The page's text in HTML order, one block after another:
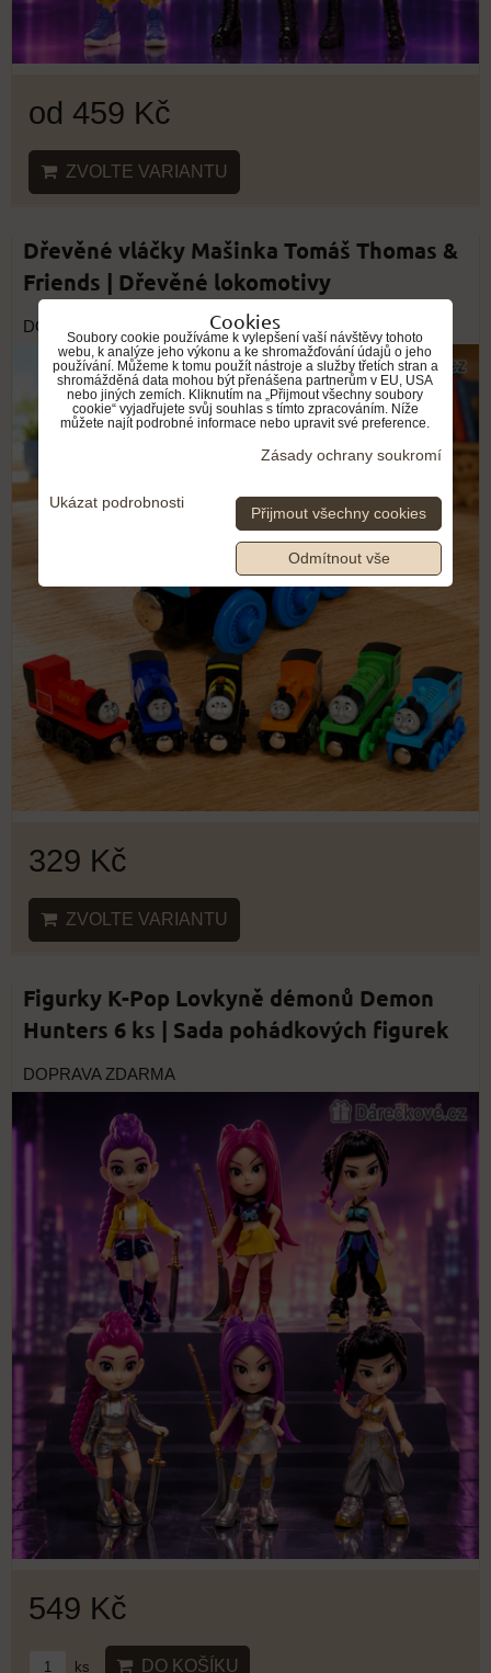
od 459 Kč
ZVOLTE VARIANTU
Dřevěné vláčky Mašinka Tomáš Thomas &
Friends | Dřevěné lokomotivy
DOPRAVA ZDARMA
329 Kč
ZVOLTE VARIANTU
Figurky K-Pop Lovkyně démonů Demon
Hunters 6 ks | Sada pohádkových figurek
DOPRAVA ZDARMA
549 Kč
ks DO KOŠÍKU
Cookies
Soubory cookie používáme k vylepšení vaší návštěvy tohoto
webu, k analýze jeho výkonu a ke shromažďování údajů o jeho
používání. Můžeme k tomu použít nástroje a služby třetích stran a
shromážděná data mohou být přenášena partnerům v EU, USA
nebo jiných zemích. Kliknutím na „Přijmout všechny soubory
cookie“ vyjadřujete svůj souhlas s tímto zpracováním. Níže
můžete najít podrobné informace nebo upravit své preference.
Zásady ochrany soukromí
Ukázat podrobnosti
Přijmout všechny cookies
Odmítnout vše